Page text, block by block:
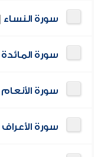
سورة النساء
سورة المائدة
سورة الأنعام
سورة الأعراف